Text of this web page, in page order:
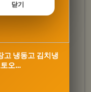
닫기
소연골 콘드로이
…
고 냉동고 김치냉
토오…